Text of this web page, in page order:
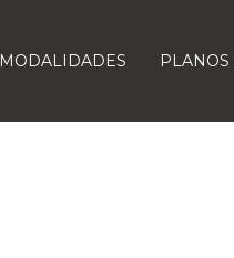
MODALIDADES PLANOS